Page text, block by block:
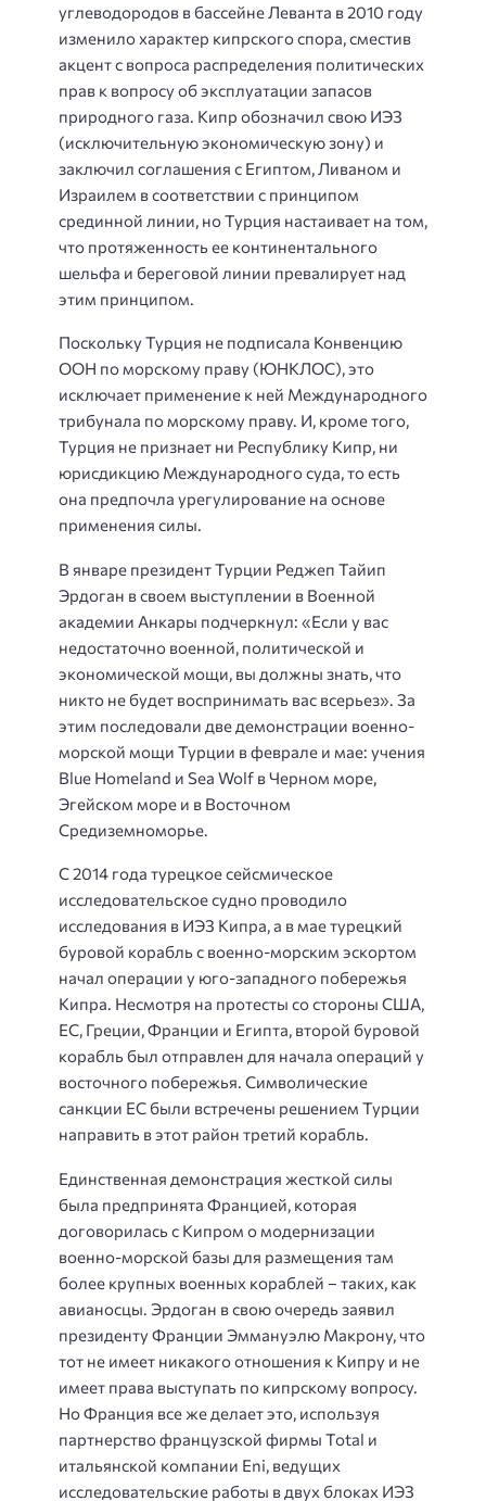
углеводородов в бассейне Леванта в 2010 году
изменило характер кипрского спора, сместив
акцент с вопроса распределения политических
прав к вопросу об эксплуатации запасов
природного газа. Кипр обозначил свою ИЭЗ
(исключительную экономическую зону) и
заключил соглашения с Египтом, Ливаном и
Израилем в соответствии с принципом
срединной линии, но Турция настаивает на том,
что протяженность ее континентального
шельфа и береговой линии превалирует над
этим принципом.
Поскольку Турция не подписала Конвенцию
ООН по морскому праву (ЮНКЛОС), это
исключает применение к ней Международного
трибунала по морскому праву. И, кроме того,
Турция не признает ни Республику Кипр, ни
юрисдикцию Международного суда, то есть
она предпочла урегулирование на основе
применения силы.
В январе президент Турции Реджеп Тайип
Эрдоган в своем выступлении в Военной
академии Анкары подчеркнул: «Если у вас
недостаточно военной, политической и
экономической мощи, вы должны знать, что
никто не будет воспринимать вас всерьез». За
этим последовали две демонстрации военно-
морской мощи Турции в феврале и мае: учения
Blue Homeland и Sea Wolf в Черном море,
Эгейском море и в Восточном
Средиземноморье.
С 2014 года турецкое сейсмическое
исследовательское судно проводило
исследования в ИЭЗ Кипра, а в мае турецкий
буровой корабль с военно-морским эскортом
начал операции у юго-западного побережья
Кипра. Несмотря на протесты со стороны США,
ЕС, Греции, Франции и Египта, второй буровой
корабль был отправлен для начала операций у
восточного побережья. Символические
санкции ЕС были встречены решением Турции
направить в этот район третий корабль.
Единственная демонстрация жесткой силы
была предпринята Францией, которая
договорилась с Кипром о модернизации
военно-морской базы для размещения там
более крупных военных кораблей – таких, как
авианосцы. Эрдоган в свою очередь заявил
президенту Франции Эммануэлю Макрону, что
тот не имеет никакого отношения к Кипру и не
имеет права выступать по кипрскому вопросу.
Но Франция все же делает это, используя
партнерство французской фирмы Total и
итальянской компании Eni, ведущих
исследовательские работы в двух блоках ИЭЗ